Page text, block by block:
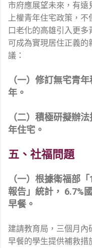
市府應展望未來，有遠
上權青年住宅政策，不
口老化的高雄引入更多
可成為實現居住正義的
議：
（一）修訂無宅青
年。
（二）積極研擬辦
年住宅。
五、社福問題
（一）根據衛福部
報告」統計， 6.7%
早餐。
建請教育局，三個月
早餐的學生提供補救措